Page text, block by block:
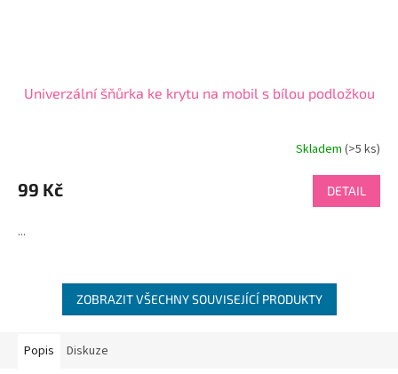
Univerzální šňůrka ke krytu na mobil s bílou podložkou
Skladem (>5 ks)
99 Kč DETAIL
...
ZOBRAZIT VŠECHNY SOUVISEJÍCÍ PRODUKTY
Popis Diskuze